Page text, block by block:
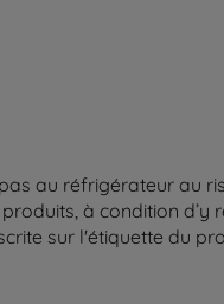
au réfrigérateur au
à condition d’y
sur l'étiquette du